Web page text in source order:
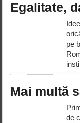
Egalitate,
pe
Mai multă
de